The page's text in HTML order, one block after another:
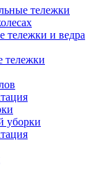
тележки
тележки и ведра
тележки
уборки